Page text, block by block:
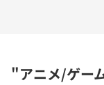
"アニメ/ゲー